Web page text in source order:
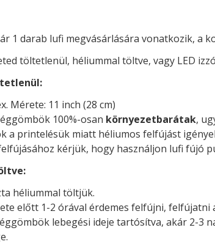
1 darab lufi megvásárlására vonatkozik, a
töltetlenül, héliummal töltve, vagy LED
Mérete: 11 inch (28 cm)
100%-osan környezetbarátak,
a printelésük miatt héliumos felfújást
kérjük, hogy használjon lufi fújó
héliummal töltjük.
előtt 1-2 órával érdemes felfújni,
lebegési ideje tartósítva, akár 2-3